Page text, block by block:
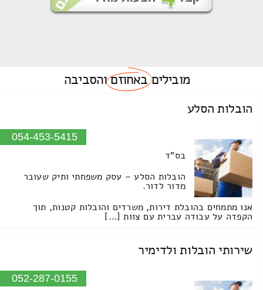
מוביליםבאחוזםוהסביבה
הובלות הסלע
054-453-5415
בס"ד
הובלות הסלע – עסק משפחתי ותיק שעובר
מדור לדור.
אנו מתמחים בהובלת דירות, משרדים והובלות קטנות, תוך
הקפדה על עבודה עברית עם צוות […]
שירותי הובלות ולדימיר
052-287-0155